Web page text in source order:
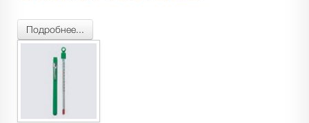
Подробнее...